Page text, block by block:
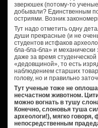
зверюшек (потому-то
добывали? Единственным
остриями. Возник
Тут надо отметить одну
души прекрасные (и не
студентов истфаков
бла-бла-бла» и
даже за время
«дедовщиной», то есть
наблюдением старших
голову, но и правильно
Тут ученые тоже не
несчастном животном.
можно вогнать в тушу
Конечно, слоновья туша
археологи!), мягко
непосредственным